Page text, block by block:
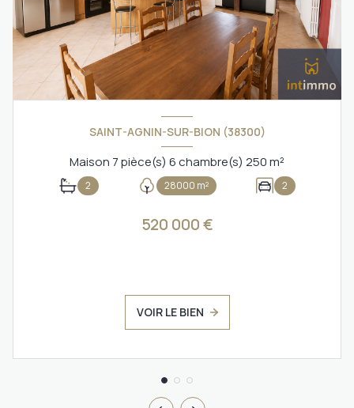
SAINT-AGNIN-SUR-BION (38300)
Maison 7 pièce(s) 6 chambre(s) 250 m²
2 28000 m² 2
520 000 €
VOIR LE BIEN